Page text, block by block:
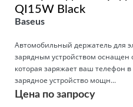
QI15W Black
Baseus
Автомобильный держатель для
зарядным устройством оснащен
которая заряжает ваш телефон
зарядное устройство мощн...
Цена по запросу